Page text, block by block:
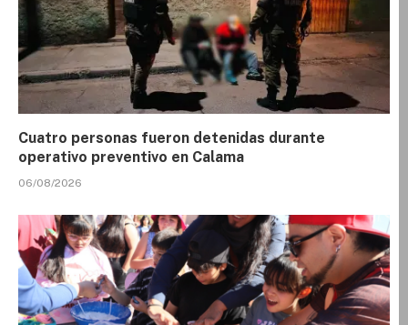
Cuatro personas fueron detenidas durante
operativo preventivo en Calama
06/08/2026